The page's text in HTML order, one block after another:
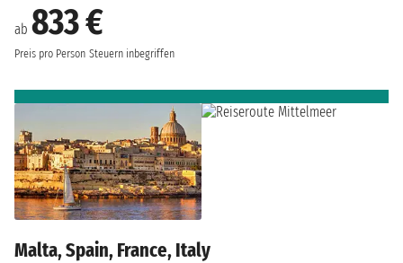
ab 833 €
Preis pro Person Steuern inbegriffen
Malta, Spain, France, Italy